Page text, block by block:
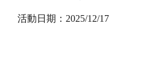
活動日期：2025/1 2/1 7